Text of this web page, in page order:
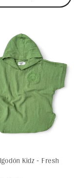
Kidz - Fresh